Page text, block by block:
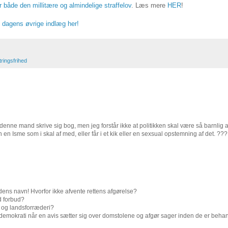
både den millitære og almindelige straffelov. Læs mere HER!
dagens øvrige indlæg her!
mand skrive sig bog, men jeg forstår ikke at politikken skal være så barnlig
Isme som i skal af med, eller får i et kik eller en sexsual opstemning af det.
navn! Hvorfor ikke afvente rettens afgørelse?
forbud?
og landsforræderi?
når en avis sætter sig over domstolene og afgør sager inden de er